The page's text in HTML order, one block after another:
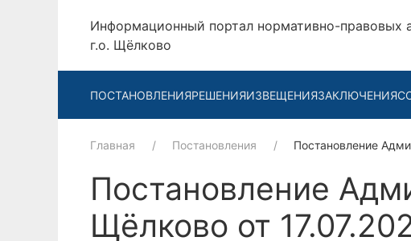
Информационный портал нормативно-правовых
г.о. Щёлково
ПОСТАНОВЛЕНИЯРЕШЕНИЯИЗВЕЩЕНИЯЗАКЛЮЧЕНИЯ
Главная Постановления Постановление
Постановление
Щёлково от